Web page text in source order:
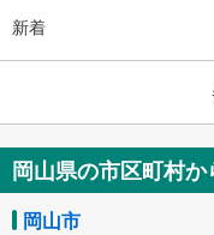
新着
岡山県の市区町村か
岡山市